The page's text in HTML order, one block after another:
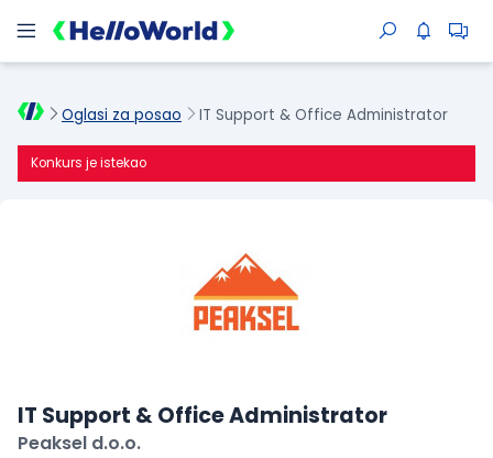
Oglasi za posao IT Support & Office Administrator
Konkurs je istekao
IT Support & Office Administrator
Peaksel d.o.o.